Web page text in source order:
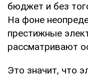
бюджет и без
На фоне
престижные
рассматривают
Это значит, что